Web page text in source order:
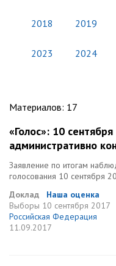
2018 2019
2023 2024
Материалов: 17
«Голос»: 10
административно
Заявление по итогам
голосования 10 сентября
Доклад
Наша оценка
Выборы 10 сентября 2017
Российская Федерация
11.09.2017